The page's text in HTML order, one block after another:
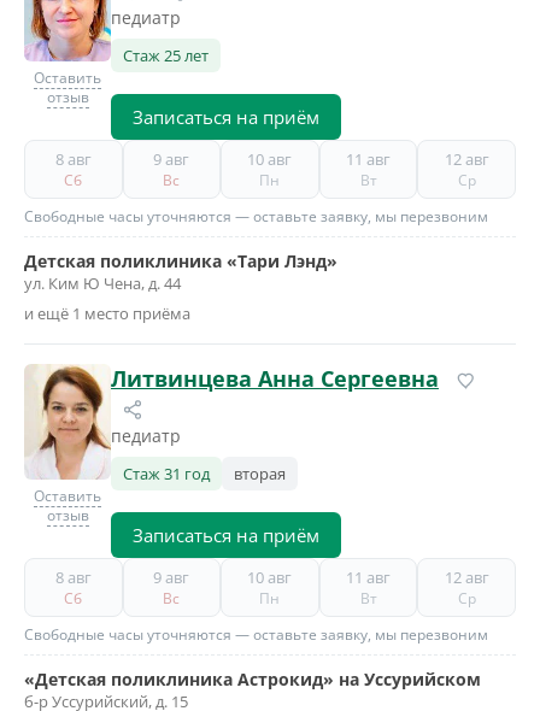
Оставить
отзыв
педиатр
Стаж 25 лет
Записаться на приём
8 авг
Сб
9 авг
Вс
10 авг
Пн
11 авг
Вт
12 авг
Ср
Свободные часы уточняются — оставьте заявку, мы перезвоним
Детская поликлиника «Тари Лэнд»
ул. Ким Ю Чена, д. 44
и ещё 1 место приёма
Оставить
отзыв
Литвинцева Анна Сергеевна
педиатр
Стаж 31 год вторая
Записаться на приём
8 авг
Сб
9 авг
Вс
10 авг
Пн
11 авг
Вт
12 авг
Ср
Свободные часы уточняются — оставьте заявку, мы перезвоним
«Детская поликлиника Астрокид» на Уссурийском
б-р Уссурийский, д. 15